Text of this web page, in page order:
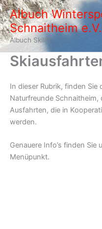
Zum
Inhalt
springen
Albuch
Schnaitheim e.V.
Albuch Skilift
In dieser Rubrik, finden
Naturfreunde
Ausfahrten, die in
werden.
Genauere Info’s finden Sie
Menüpunkt.